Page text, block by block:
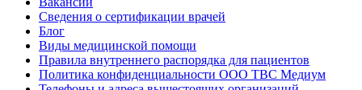
Сведения о сертификации врачей
Блог
Виды медицинской помощи
Правила внутреннего распорядка для пациентов
Политика конфиденциальности ООО ТВС Медиум